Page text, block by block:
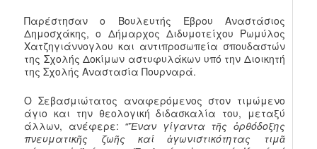
Παρέστησαν ο Βουλευτής Έβρου Αναστάσιος
Δημοσχάκης, ο Δήμαρχος Διδυμοτείχου Ρωμύλος
Χατζηγιάννογλου και αντιπροσωπεία σπουδαστών
της Σχολής Δοκίμων αστυφυλάκων υπό την Διοικητή
της Σχολής Αναστασία Πουρναρά.
Ο Σεβασμιώτατος αναφερόμενος στον τιμώμενο
άγιο και την θεολογική διδασκαλία του, μεταξύ
άλλων, ανέφερε: “Ἕναν γίγαντα τῆς ὀρθόδοξης
πνευματικῆς ζωῆς καί ἀγωνιστικότητας τιμᾶ